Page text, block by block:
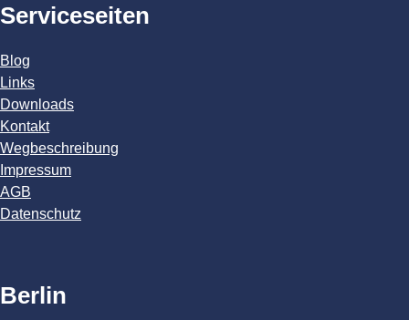
Serviceseiten
Blog
Links
Downloads
Kontakt
Wegbeschreibung
Impressum
AGB
Datenschutz
Berlin